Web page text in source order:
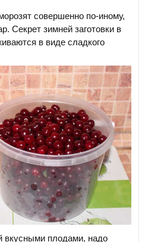
совершенно по-иному,
Секрет зимней заготовки в
в виде сладкого
вкусными плодами, надо